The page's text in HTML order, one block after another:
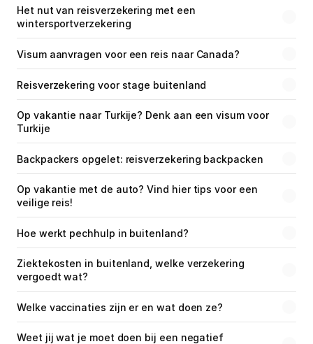
Het nut van reisverzekering met een
wintersportverzekering
Visum aanvragen voor een reis naar Canada?
Reisverzekering voor stage buitenland
Op vakantie naar Turkije? Denk aan een visum voor
Turkije
Backpackers opgelet: reisverzekering backpacken
Op vakantie met de auto? Vind hier tips voor een
veilige reis!
Hoe werkt pechhulp in buitenland?
Ziektekosten in buitenland, welke verzekering
vergoedt wat?
Welke vaccinaties zijn er en wat doen ze?
Weet jij wat je moet doen bij een negatief